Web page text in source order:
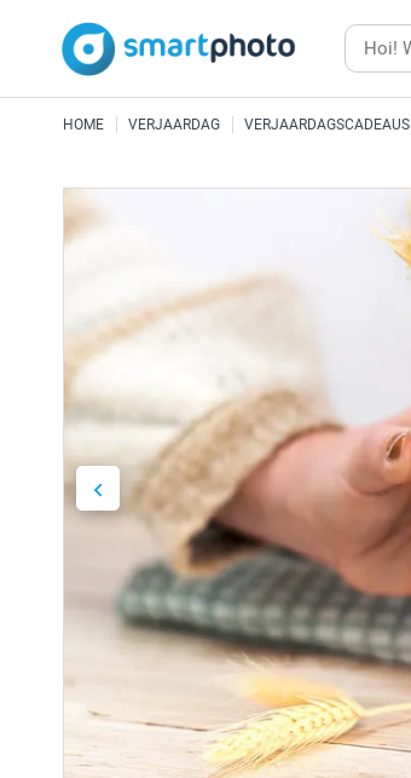
HOME VERJAARDAG VERJAARDAGSCADEAUS